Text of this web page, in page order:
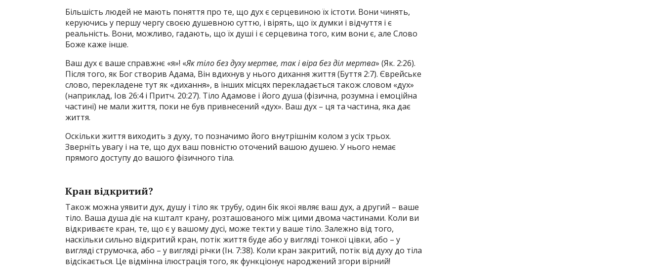
Більшість людей не мають поняття про те, що дух є серцевиною їх істоти. Вони чинять,
керуючись у першу чергу своєю душевною суттю, і вірять, що їх думки і відчуття і є
реальність. Вони, можливо, гадають, що їх душі і є серцевина того, ким вони є, але Слово
Боже каже інше.
Ваш дух є ваше справжнє «я»! «Як тіло без духу мертве, так і віра без діл мертва» (Як. 2:26).
Після того, як Бог створив Адама, Він вдихнув у нього дихання життя (Буття 2:7). Єврейське
слово, перекладене тут як «дихання», в інших місцях перекладається також словом «дух»
(наприклад, Іов 26:4 і Притч. 20:27). Тіло Адамове і його душа (фізична, розумна і емоційна
частині) не мали життя, поки не був привнесений «дух». Ваш дух – ця та частина, яка дає
життя.
Оскільки життя виходить з духу, то позначимо його внутрішнім колом з усіх трьох.
Зверніть увагу і на те, що дух ваш повністю оточений вашою душею. У нього немає
прямого доступу до вашого фізичного тіла.
Кран відкритий?
Також можна уявити дух, душу і тіло як трубу, один бік якої являє ваш дух, а другий – ваше
тіло. Ваша душа діє на кшталт крану, розташованого між цими двома частинами. Коли ви
відкриваєте кран, те, що є у вашому дусі, може текти у ваше тіло. Залежно від того,
наскільки сильно відкритий кран, потік життя буде або у вигляді тонкої цівки, або – у
вигляді струмочка, або – у вигляді річки (Ін. 7:38). Коли кран закритий, потік від духу до тіла
відсікається. Це відмінна ілюстрація того, як функціонує народжений згори вірний!